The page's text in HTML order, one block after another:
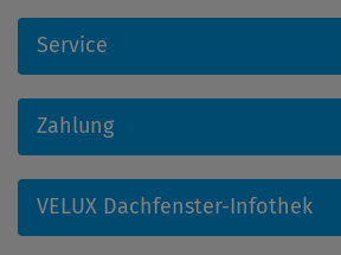
Service
Zahlung
VELUX Dachfenster-Infothek